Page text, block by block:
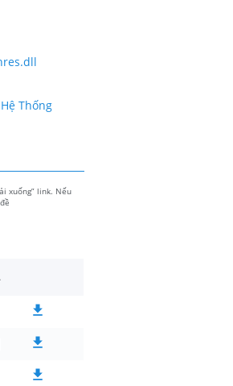
Thống
xuống” link. Nếu